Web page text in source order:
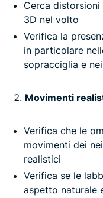
Cerca
3D nel volto
Verifica la
in particolare
sopracciglia e
Movimenti
Verifica che le
movimenti dei
realistici
Verifica se le
aspetto naturale